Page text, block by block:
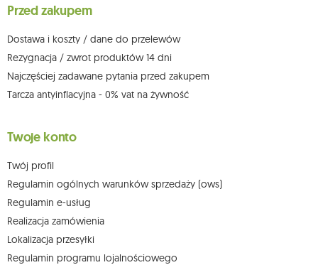
którego dokonano na podstawie zgody przed jej cofnięciem. W tym celu
możesz kontaktować się z działem obsługi klienta Mouton Interactive pod
Więcej informacji: www.mouton.pl/ODO
Przed zakupem
Dostawa i koszty / dane do przelewów
Rezygnacja / zwrot produktów 14 dni
Najczęściej zadawane pytania przed zakupem
Tarcza antyinflacyjna - 0% vat na żywność
Twoje konto
Twój profil
Regulamin ogólnych warunków sprzedaży (ows)
Regulamin e-usług
Realizacja zamówienia
Lokalizacja przesyłki
Regulamin programu lojalnościowego